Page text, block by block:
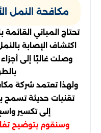
مكافحة النمل
تحتاج المباني
اكتشاف الإصابة
وصلت غالبًا إلى
ولهذا تعتمد شركة
تقنيات حديثة تسمح
إلى تكسير
وسنقوم بتوضيح